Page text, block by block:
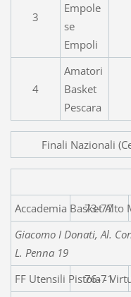
3
Empole
se
Empoli
4
Amatori
Basket
Pescara
Finali Nazionali
Accademia73-77
Giacomo I Donati, Al.
L. Penna 19
FF Utensili Pistoia -
76-71